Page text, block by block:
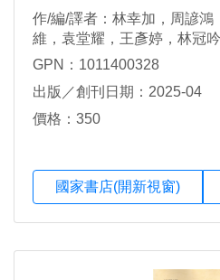
作/編/譯者：林幸加，周諺鴻
維，袁堂耀，王彥婷，林冠
翔捷
GPN：1011400328
出版／創刊日期：2025-04
價格：350
國家書店(開新視窗)